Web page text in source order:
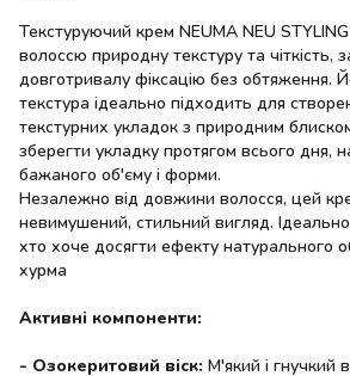
Текстуруючий крем NEUMA NEU
волоссю природну текстуру та чіткість,
довготривалу фіксацію без обтяження.
текстура ідеально підходить для
текстурних укладок з природним
зберегти укладку протягом всього дня,
бажаного об'єму і форми.
Незалежно від довжини волосся, цей
невимушений, стильний вигляд.
хто хоче досягти ефекту натурального
хурма
Активні компоненти:
- Озокеритовий віск: М'який і гнучкий